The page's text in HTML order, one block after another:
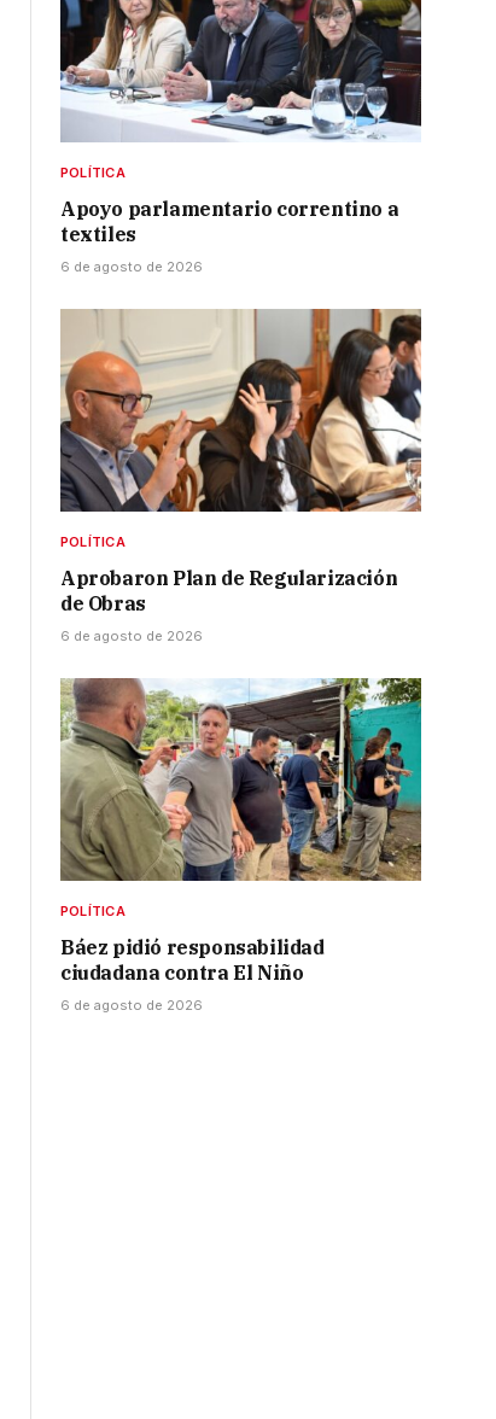
POLÍTICA
Apoyo parlamentario correntino a
textiles
6 de agosto de 2026
POLÍTICA
Aprobaron Plan de Regularización
de Obras
6 de agosto de 2026
POLÍTICA
Báez pidió responsabilidad
ciudadana contra El Niño
6 de agosto de 2026